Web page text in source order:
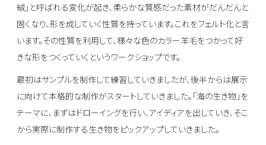
絨」と呼ばれる変化が起き、柔らかな質感だった素材がだんだんと
固くなり、形を成していく性質を持っています。これをフェルト化と言
います。その性質を利用して、様々な色のカラー羊毛をつかって好
きな形をつくっていくというワークショップです。
最初はサンプルを制作して練習していきましたが、後半からは展示
に向けて本格的な制作がスタートしていきました。「海の生き物」を
テーマに、まずはドローイングを行い、アイディアを出していき、そこ
から実際に制作する生き物をピックアップしていきました。